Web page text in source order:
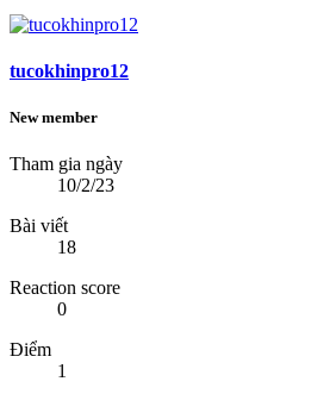
tucokhinpro12
New member
Tham gia ngày
10/2/23
Bài viết
18
Reaction score
0
Điểm
1